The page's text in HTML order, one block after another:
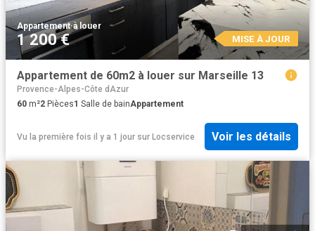
Appartement·à louer
1 200 € MISE À JOUR
Appartement de 60m2 à louer sur Marseille 13
Provence-Alpes-Côte dAzur
60 m²2 Pièces1 Salle de bainAppartement
Vu la première fois il y a 1 jour sur Locservice Voir les détails